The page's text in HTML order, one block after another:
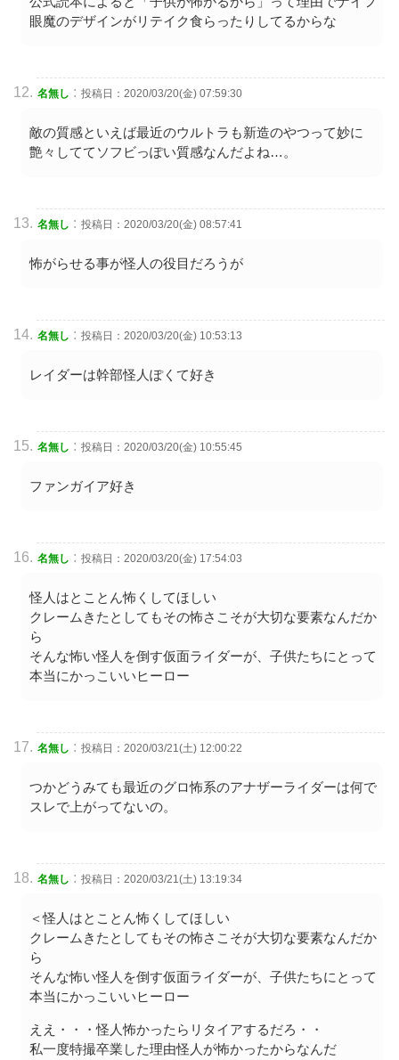
眼魔のデザインがリテイク食らったりしてるからな
名無し : 投稿日：2020/03/20(金) 07:59:30
敵の質感といえば最近のウルトラも新造のやつって妙に
艶々しててソフビっぽい質感なんだよね…。
名無し : 投稿日：2020/03/20(金) 08:57:41
怖がらせる事が怪人の役目だろうが
名無し : 投稿日：2020/03/20(金) 10:53:13
レイダーは幹部怪人ぽくて好き
名無し : 投稿日：2020/03/20(金) 10:55:45
ファンガイア好き
名無し : 投稿日：2020/03/20(金) 17:54:03
怪人はとことん怖くしてほしい
クレームきたとしてもその怖さこそが大切な要素なんだか
ら
そんな怖い怪人を倒す仮面ライダーが、子供たちにとって
本当にかっこいいヒーロー
名無し : 投稿日：2020/03/21(土) 12:00:22
つかどうみても最近のグロ怖系のアナザーライダーは何で
スレで上がってないの。
名無し : 投稿日：2020/03/21(土) 13:19:34
＜怪人はとことん怖くしてほしい
クレームきたとしてもその怖さこそが大切な要素なんだか
ら
そんな怖い怪人を倒す仮面ライダーが、子供たちにとって
本当にかっこいいヒーロー
ええ・・・怪人怖かったらリタイアするだろ・・
私一度特撮卒業した理由怪人が怖かったからなんだ